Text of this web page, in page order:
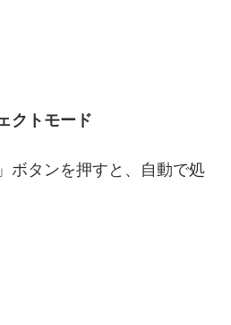
クトモード
ボタンを押すと、自動で処